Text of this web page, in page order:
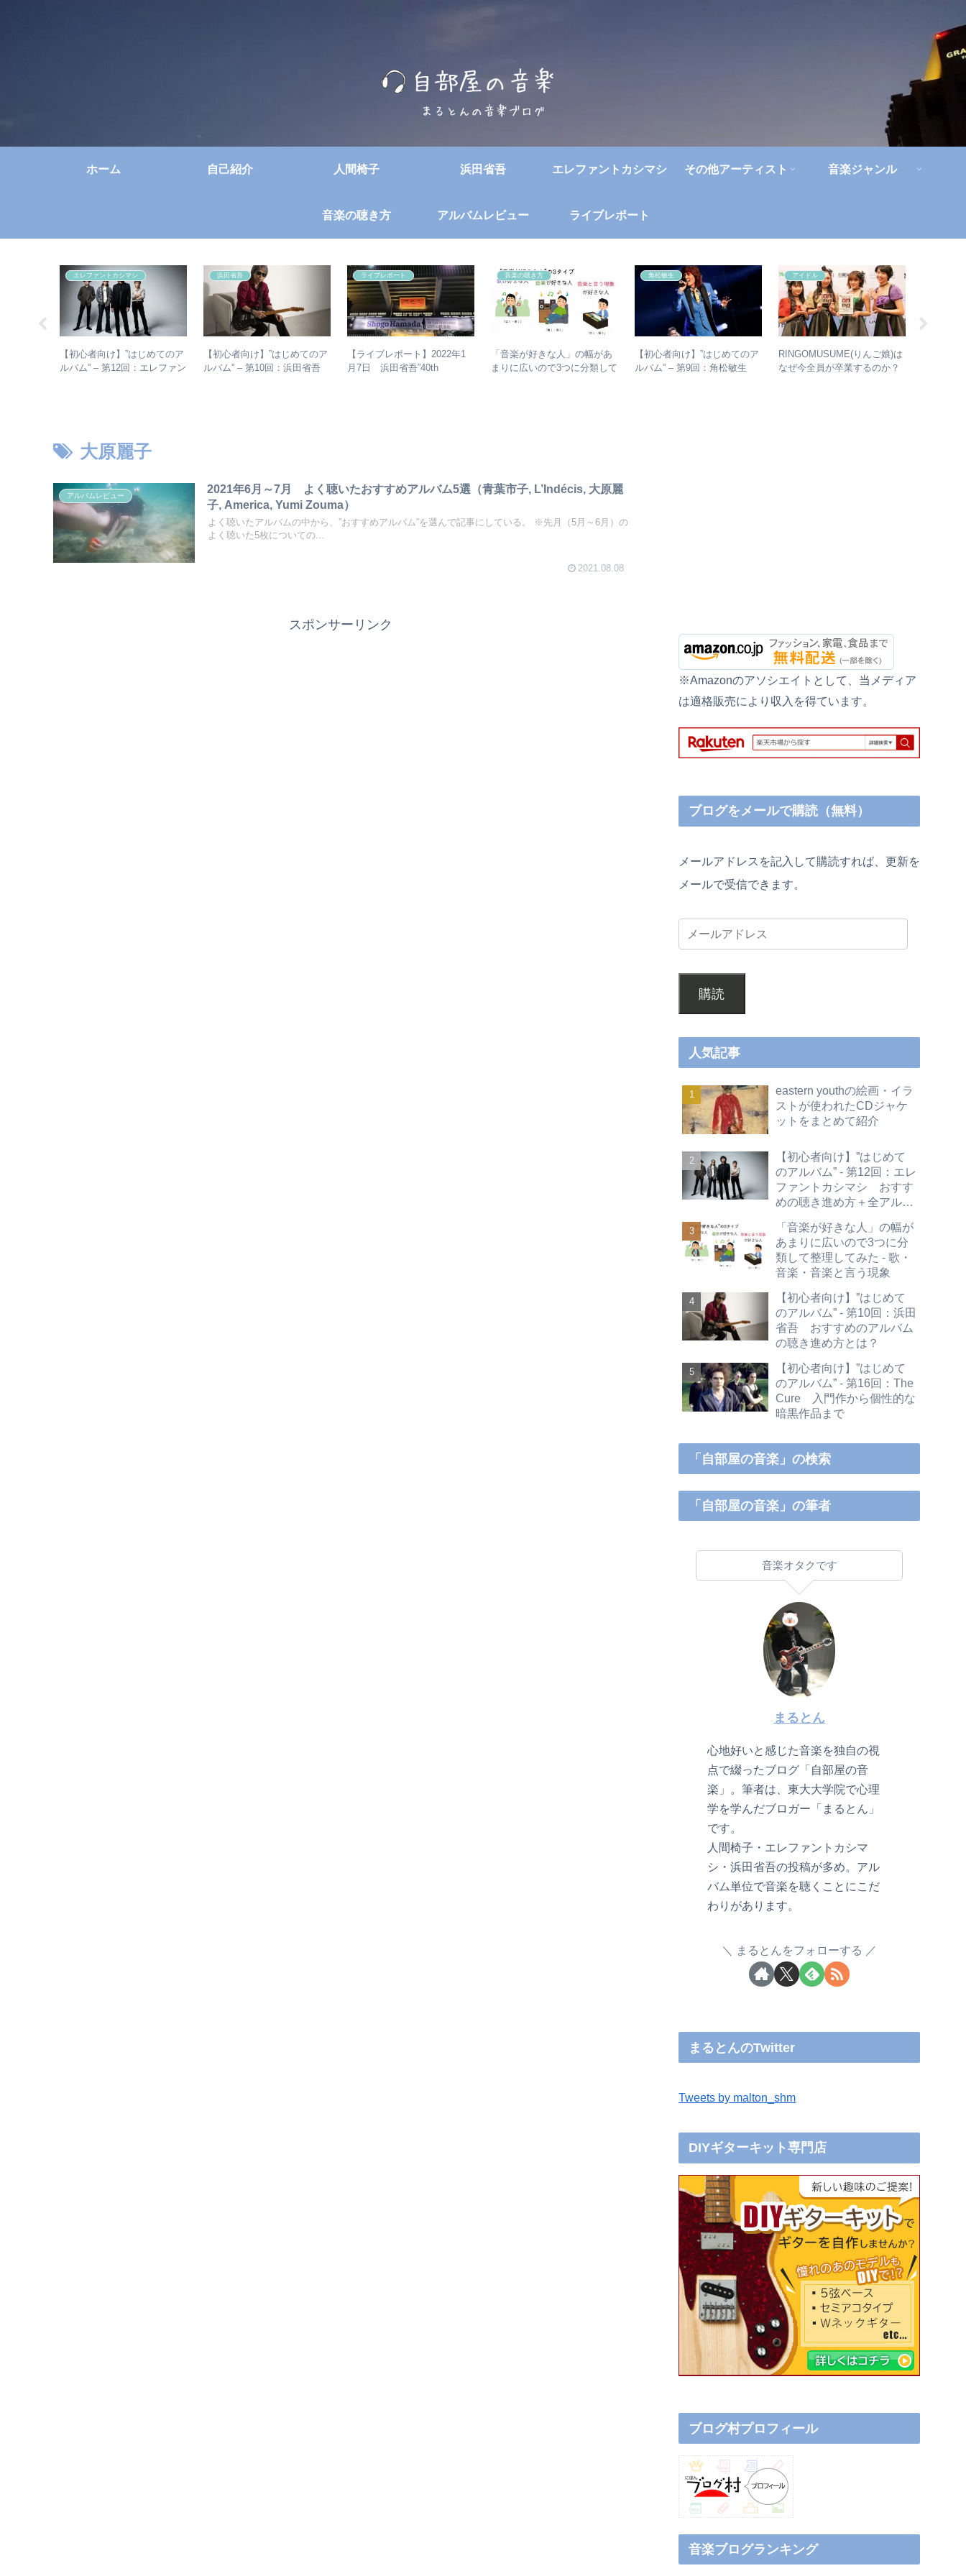
ホーム 自己紹介 人間椅子 浜田省吾 エレファントカシマシ その他アーティスト 音楽ジャンル
音楽の聴き方 アルバムレビュー ライブレポート
エレファントカシマシ
【初心者向け】”はじめてのア
ルバム” – 第12回：エレファン
浜田省吾
【初心者向け】”はじめてのア
ルバム” – 第10回：浜田省吾
ライブレポート
【ライブレポート】2022年1
月7日 浜田省吾”40th
音楽の聴き方
「音楽が好きな人」の幅があ
まりに広いので3つに分類して
角松敏生
【初心者向け】”はじめてのア
ルバム” – 第9回：角松敏生
アイドル
RINGOMUSUME(りんご娘)は
なぜ今全員が卒業するのか？
大原麗子
アルバムレビュー
2021年6月～7月 よく聴いたおすすめアルバム5選（青葉市子, L’Indécis, 大原麗
子, America, Yumi Zouma）
よく聴いたアルバムの中から、”おすすめアルバム”を選んで記事にしている。 ※先月（5月～6月）の
よく聴いた5枚についての...
2021.08.08
スポンサーリンク
※Amazonのアソシエイトとして、当メディア
は適格販売により収入を得ています。
ブログをメールで購読（無料）
メールアドレスを記入して購読すれば、更新を
メールで受信できます。
購読
人気記事
eastern youthの絵画・イラ
ストが使われたCDジャケ
ットをまとめて紹介
【初心者向け】”はじめて
のアルバム” - 第12回：エレ
ファントカシマシ おすす
めの聴き進め方＋全アルバ
「音楽が好きな人」の幅が
あまりに広いので3つに分
類して整理してみた - 歌・
音楽・音楽と言う現象
【初心者向け】”はじめて
のアルバム” - 第10回：浜田
省吾 おすすめのアルバム
の聴き進め方とは？
【初心者向け】”はじめて
のアルバム” - 第16回：The
Cure 入門作から個性的な
暗黒作品まで
「自部屋の音楽」の検索
「自部屋の音楽」の筆者
音楽オタクです
まるとん
心地好いと感じた音楽を独自の視
点で綴ったブログ「自部屋の音
楽」。筆者は、東大大学院で心理
学を学んだブロガー「まるとん」
です。
人間椅子・エレファントカシマ
シ・浜田省吾の投稿が多め。アル
バム単位で音楽を聴くことにこだ
わりがあります。
まるとんをフォローする
まるとんのTwitter
Tweets by malton_shm
DIYギターキット専門店
ブログ村プロフィール
音楽ブログランキング